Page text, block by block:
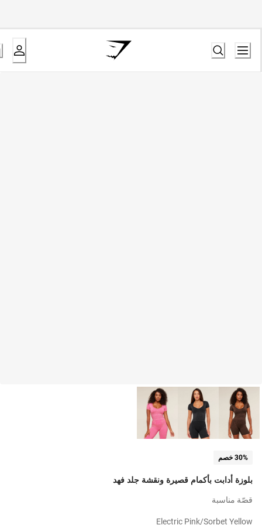
30% خصم
بلوزة أدابت بأكمام قصيرة ونقشة جلد فهد
قصّة مناسبة
Electric Pink/sorbet Yellow